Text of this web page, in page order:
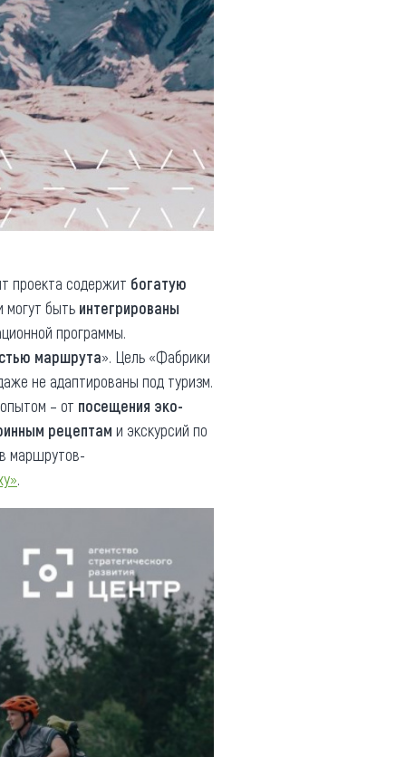
проекта содержит богатую
могут быть интегрированы
программы.
маршрута». Цель «Фабрики
не адаптированы под туризм.
– от посещения эко-
рецептам и экскурсий по
маршрутов-
.